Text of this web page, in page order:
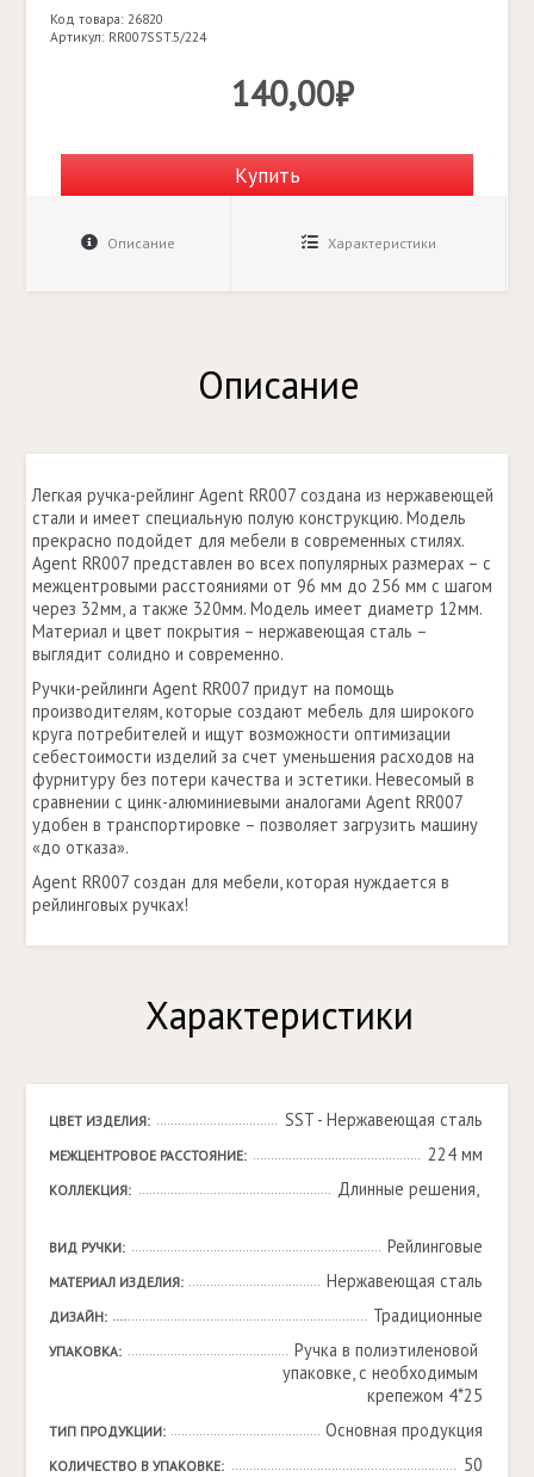
Код товара: 26820
Артикул: RR007SST.5/224
140,00₽
Купить
Описание Характеристики
Описание
Легкая ручка-рейлинг Аgent RR007 создана из нержавеющей
стали и имеет специальную полую конструкцию. Модель
прекрасно подойдет для мебели в современных стилях.
Аgent RR007 представлен во всех популярных размерах – с
межцентровыми расстояниями от 96 мм до 256 мм с шагом
через 32мм, а также 320мм. Модель имеет диаметр 12мм.
Материал и цвет покрытия – нержавеющая сталь –
выглядит солидно и современно.
Ручки-рейлинги Аgent RR007 придут на помощь
производителям, которые создают мебель для широкого
круга потребителей и ищут возможности оптимизации
себестоимости изделий за счет уменьшения расходов на
фурнитуру без потери качества и эстетики. Невесомый в
сравнении с цинк-алюминиевыми аналогами Аgent RR007
удобен в транспортировке – позволяет загрузить машину
«до отказа».
Аgent RR007 создан для мебели, которая нуждается в
рейлинговых ручках!
Характеристики
ЦВЕТ ИЗДЕЛИЯ: SST - Нержавеющая сталь
МЕЖЦЕНТРОВОЕ РАССТОЯНИЕ: 224 мм
КОЛЛЕКЦИЯ: Длинные решения,
ВИД РУЧКИ: Рейлинговые
МАТЕРИАЛ ИЗДЕЛИЯ: Нержавеющая сталь
ДИЗАЙН: Традиционные
УПАКОВКА:
Ручка в полиэтиленовой
упаковке, с необходимым
крепежом 4*25
ТИП ПРОДУКЦИИ: Основная продукция
КОЛИЧЕСТВО В УПАКОВКЕ: 50